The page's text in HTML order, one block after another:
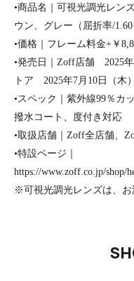
•商品名｜可視光調光レン
ウン、グレー（屈折率/1.60
•価格｜フレーム料金+ ￥
•発売日｜ Zoff店舗 2025年
トア 2025年7月 10 日（木）
•スペック｜紫外線99％カ
撥水コート、度付き対応
•取扱店舗｜ Zoff全店舗、
•特設ページ｜
https://www.zoff.co.jp/shop/
※可視光調光レンズは、お